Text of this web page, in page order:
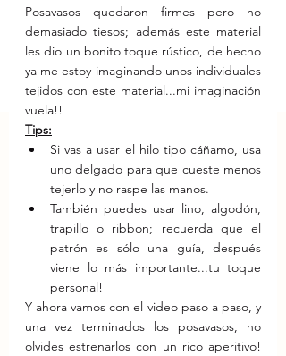
Posavasos quedaron firmes pero no
demasiado tiesos; además este material
les dio un bonito toque rústico, de hecho
ya me estoy imaginando unos individuales
tejidos con este material...mi imaginación
vuela!!
Tips:
Si vas a usar el hilo tipo cáñamo, usa
uno delgado para que cueste menos
tejerlo y no raspe las manos.
También puedes usar lino, algodón,
trapillo o ribbon; recuerda que el
patrón es sólo una guía, después
viene lo más importante...tu toque
personal!
Y ahora vamos con el video paso a paso, y
una vez terminados los posavasos, no
olvides estrenarlos con un rico aperitivo!